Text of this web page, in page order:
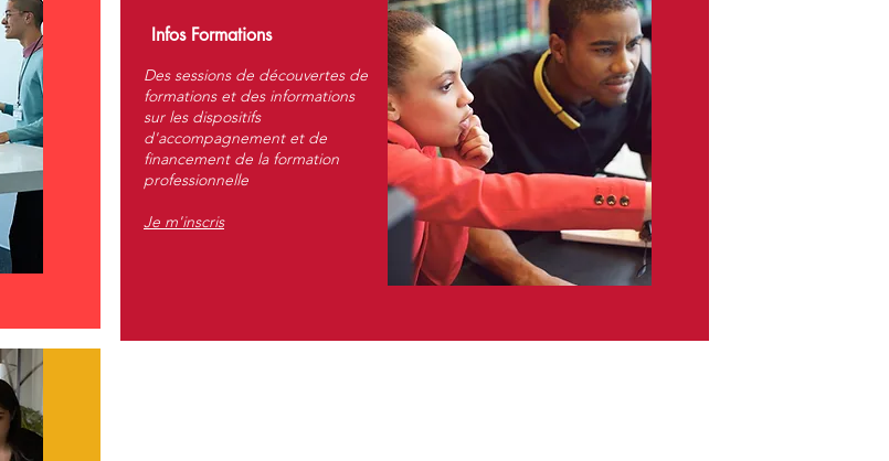
Infos Formations
Des sessions de découvertes de
formations et des informations
sur les dispositifs
d'accompagnement et de
financement de la formation
professionnelle
Je m'inscris